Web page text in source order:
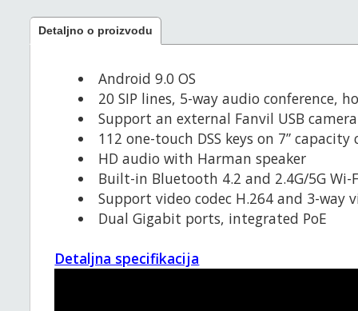
Detaljno o proizvodu
Android 9.0 OS
20 SIP lines, 5-way audio conference,
Support an external Fanvil USB
112 one-touch DSS keys on 7”
HD audio with Harman speaker
Built-in Bluetooth 4.2 and 2.4G/5G Wi-
Support video codec H.264 and 3-way
Dual Gigabit ports, integrated PoE
Detaljna specifikacija